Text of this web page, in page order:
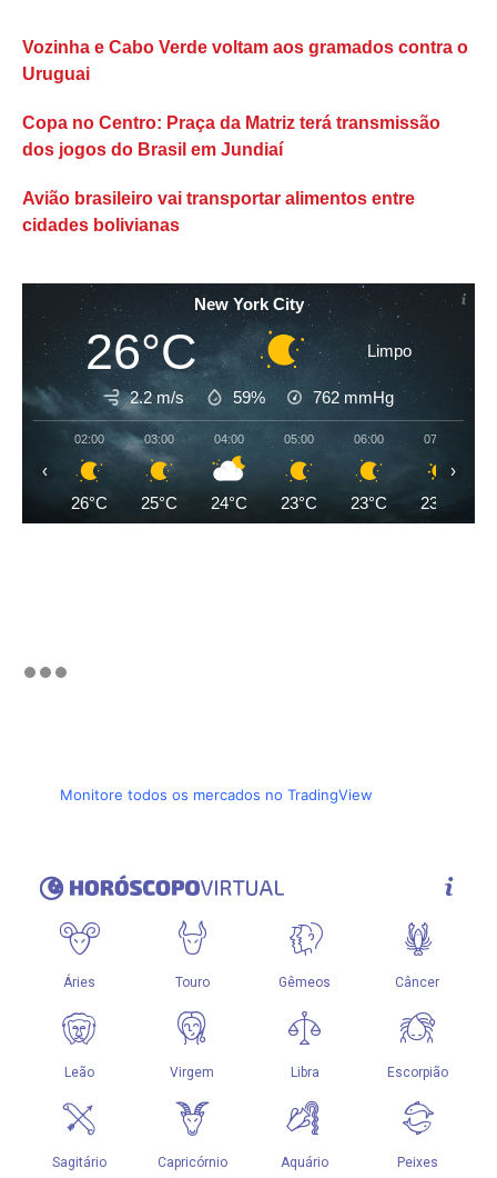
Vozinha e Cabo Verde voltam aos gramados contra o
Uruguai
Copa no Centro: Praça da Matriz terá transmissão
dos jogos do Brasil em Jundiaí
Avião brasileiro vai transportar alimentos entre
cidades bolivianas
New York City
26°C Limpo
2.2 m/s 59% 762 mmHg
02:00
26°C
03:00
25°C
04:00
24°C
05:00
23°C
06:00
23°C
07:00
23°C
‹ ›
Monitore todos os mercados no TradingView